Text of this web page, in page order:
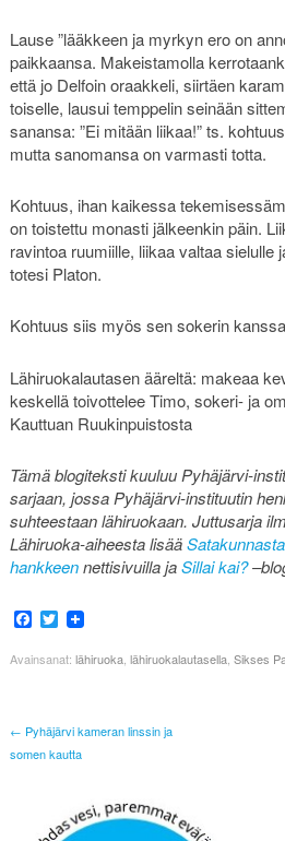
Lause ”lääkkeen ja myrkyn ero on
paikkaansa. Makeistamolla
että jo Delfoin oraakkeli, siirtäen
toiselle, lausui temppelin seinään
sanansa: ”Ei mitään liikaa!” ts.
mutta sanomansa on varmasti totta.
Kohtuus, ihan kaikessa
on toistettu monasti jälkeenkin päin.
ravintoa ruumiille, liikaa valtaa sielulle
totesi Platon.
Kohtuus siis myös sen sokerin
Lähiruokalautasen ääreltä: makeaa
keskellä toivottelee Timo, sokeri- ja
Kauttuan Ruukinpuistosta
Tämä blogiteksti kuuluu Pyhäjärvi-
sarjaan, jossa Pyhäjärvi-instituutin
suhteestaan lähiruokaan. Juttusarja
Lähiruoka-aiheesta lisää
hankkeennettisivuilla jaSillai kai?
Facebook
Twitter
Avainsanat: lähiruoka, lähiruokalautasella, Sikses
← Pyhäjärvi kameran linssin ja
somen kautta